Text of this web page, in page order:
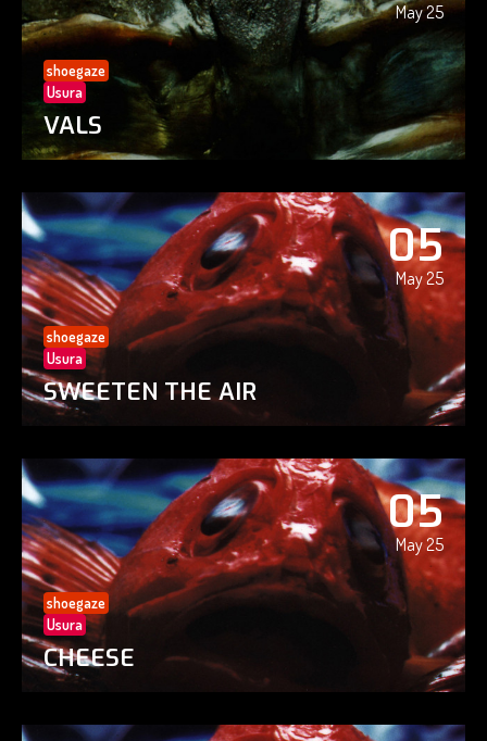
May 25
shoegaze
Usura
VALS
05
May 25
shoegaze
Usura
SWEETEN THE AIR
05
May 25
shoegaze
Usura
CHEESE